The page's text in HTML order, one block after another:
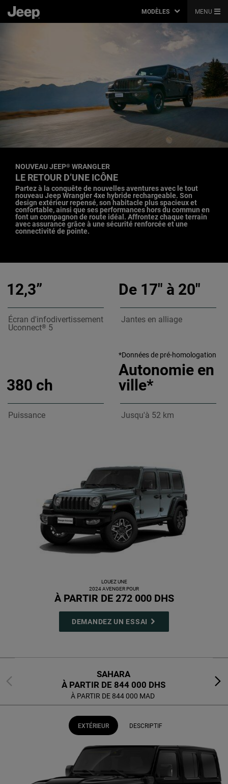
MODÈLES MENU
NOUVEAU JEEP® WRANGLER
,LE RETOUR D’UNE ICÔNE
,Partez à la conquête de nouvelles aventures avec le tout
nouveau Jeep Wrangler 4xe hybride rechargeable. Son
design extérieur repensé, son habitacle plus spacieux et
confortable, ainsi que ses performances hors du commun en
font un compagnon de route idéal. Affrontez chaque terrain
avec assurance grâce à une sécurité renforcée et une
connectivité de pointe.
12,3”
Écran d'infodivertissement
Uconnect® 5
De 17" à 20"
Jantes en alliage
380 ch
Puissance
*Données de pré-homologation
Autonomie en
ville*
Jusqu'à 52 km
LOUEZ UNE
2024 AVENGER POUR
À PARTIR DE 272 000 DHS
DEMANDEZ UN ESSAI
Previous
SAHARA
À PARTIR DE 844 000 DHS
À PARTIR DE 844 000 MAD
Next
EXTÉRIEUR DESCRIPTIF